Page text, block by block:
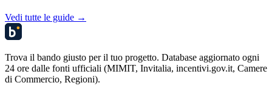
Vedi tutte le guide →
Trova il bando giusto per il tuo progetto. Database aggiornato ogni
24 ore dalle fonti ufficiali (MIMIT, Invitalia, incentivi.gov.it, Camere
di Commercio, Regioni).